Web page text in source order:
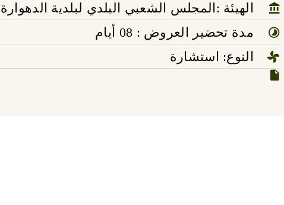
الهيئة :المجلس الشعبي البلدي لبلدية الدهوارة
مدة تحضير العروض : 08 أيام
النوع: استشارة